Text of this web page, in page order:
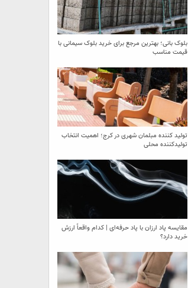
بلوک بانی؛ بهترین مرجع برای خرید بلوک سیمانی با
قیمت مناسب
تولید کننده مبلمان شهری در کرج؛ اهمیت انتخاب
تولیدکننده محلی
مقایسه پاد ارزان با پاد حرفه‌ای | کدام واقعاً ارزش
خرید دارد؟